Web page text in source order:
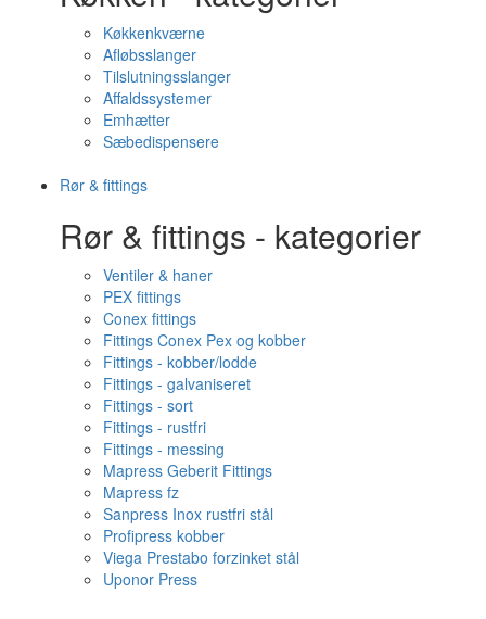
Køkkenkværne
Afløbsslanger
Tilslutningsslanger
Affaldssystemer
Emhætter
Sæbedispensere
Rør & fittings
Rør & fittings - kategorier
Ventiler & haner
PEX fittings
Conex fittings
Fittings Conex Pex og kobber
Fittings - kobber/lodde
Fittings - galvaniseret
Fittings - sort
Fittings - rustfri
Fittings - messing
Mapress Geberit Fittings
Mapress fz
Sanpress Inox rustfri stål
Profipress kobber
Viega Prestabo forzinket stål
Uponor Press